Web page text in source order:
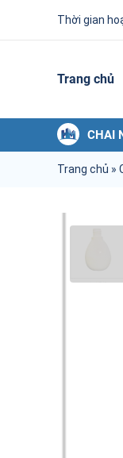
Thời gian
Trang chủ
CHAI
Trang chủ »